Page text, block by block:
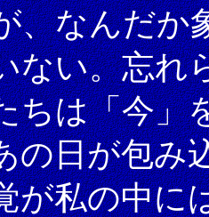
、なんだか
ない。忘れ
ちは「今」
の日が包み
が私の中に